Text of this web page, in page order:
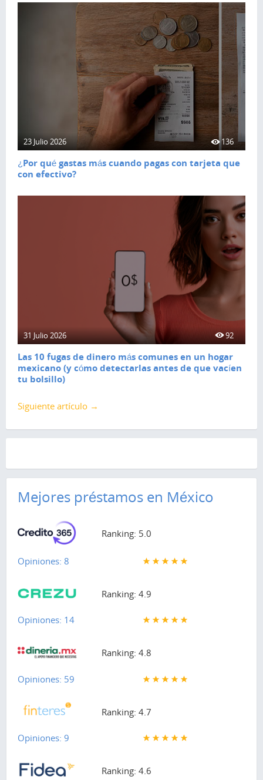
23 Julio 2026 136
¿Por qué gastas más cuando pagas con tarjeta que
con efectivo?
31 Julio 2026 92
Las 10 fugas de dinero más comunes en un hogar
mexicano (y cómo detectarlas antes de que vacíen
tu bolsillo)
Siguiente artículo →
Mejores préstamos en México
Ranking: 5.0
Opiniones: 8
Ranking: 4.9
Opiniones: 14
Ranking: 4.8
Opiniones: 59
Ranking: 4.7
Opiniones: 9
Ranking: 4.6